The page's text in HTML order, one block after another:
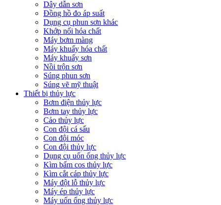
Dây dẫn sơn
Đồng hồ đo áp suất
Dụng cụ phun sơn khác
Khớp nối hóa chất
Máy bơm màng
Máy khuấy hóa chất
Máy khuấy sơn
Nồi trộn sơn
Súng phun sơn
Súng vẽ mỹ thuật
Thiết bị thủy lực
Bơm điện thủy lực
Bơm tay thủy lực
Cảo thủy lực
Con đội cá sấu
Con đội móc
Con đội thủy lực
Dụng cụ uốn ống thủy lực
Kìm bấm cos thủy lực
Kìm cắt cáp thủy lực
Máy đột lỗ thủy lực
Máy ép thủy lực
Máy uốn ống thủy lực